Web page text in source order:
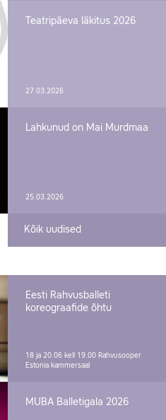
Teatripäeva läkitus 2026
27.03.2026
Lahkunud on Mai Murdmaa
25.03.2026
Kõik uudised
Eesti Rahvusballeti
koreograafide õhtu
18 ja 20.06 kell 19.00 Rahvusooper
Estonia kammersaal
MUBA Balletigala 2026